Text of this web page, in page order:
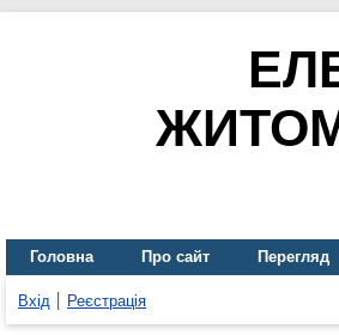
Головна Про сайт Перегляд
Вхід Реєстрація